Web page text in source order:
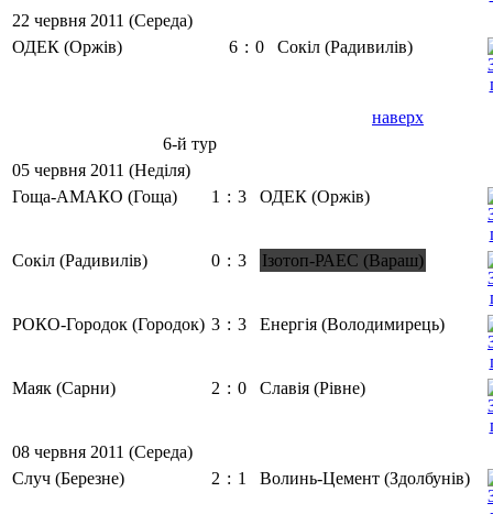
22 червня 2011 (Середа)
ОДЕК (Оржів)
6 : 0 Сокіл (Радивилів)
наверх
6-й тур
05 червня 2011 (Неділя)
Гоща-АМАКО (Гоща)
1 : 3 ОДЕК (Оржів)
Сокіл (Радивилів) 0 : 3 Ізотоп-РАЕС (Вараш)
РОКО-Городок (Городок) 3 : 3 Енергія (Володимирець)
Маяк (Сарни) 2 : 0 Славія (Рівне)
08 червня 2011 (Середа)
Случ (Березне)
2 : 1 Волинь-Цемент (Здолбунів)